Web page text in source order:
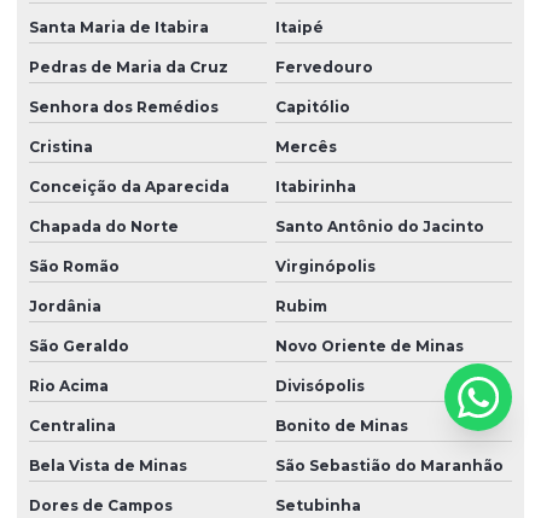
Santa Maria de Itabira Itaipé
Pedras de Maria da Cruz Fervedouro
Senhora dos Remédios Capitólio
Cristina Mercês
Conceição da Aparecida Itabirinha
Chapada do Norte Santo Antônio do Jacinto
São Romão Virginópolis
Jordânia Rubim
São Geraldo Novo Oriente de Minas
Rio Acima Divisópolis
Centralina Bonito de Minas
Bela Vista de Minas São Sebastião do Maranhão
Dores de Campos Setubinha